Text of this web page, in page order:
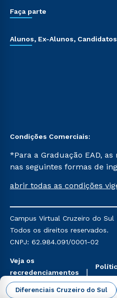
Diferenciais Cruzeiro do Sul
Faça parte
Alunos, Ex-Alunos, Candidatos
Condições Comerciais:
*Para a Graduação EAD,
nas seguintes formas de
Já para as demais, a taxa
mencionadas são
Religioso, Geografia para a
do Ensino de História:
abrir todas as condições
Campus Virtual Cruzeiro do
Todos os direitos reservados.
CNPJ: 62.984.091/0001-02
Veja os
recredenciamentos
aqui